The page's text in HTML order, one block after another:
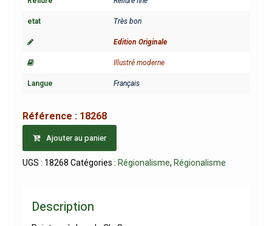
etat Très bon
Edition Originale
Illustré moderne
Langue Français
Référence : 18268
Ajouter au panier
UGS : 18268 Catégories : Régionalisme, Régionalisme
Description